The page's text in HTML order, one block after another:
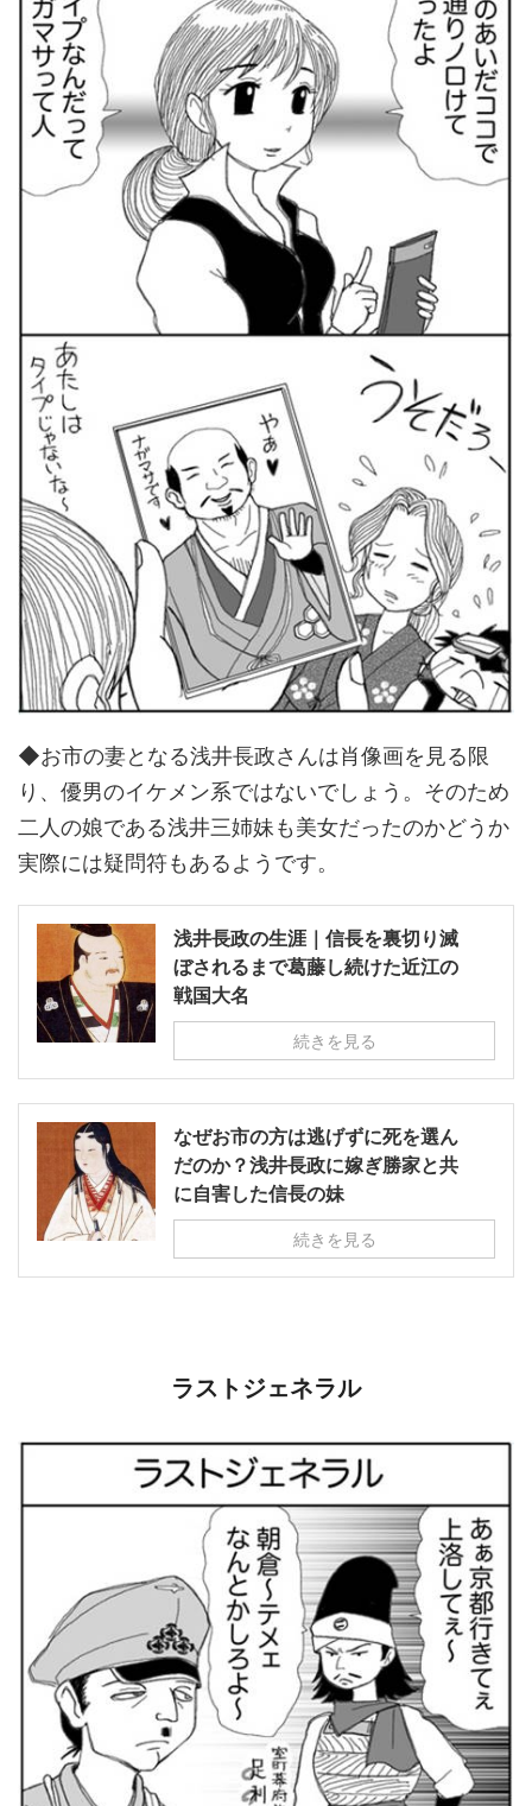
◆お市の妻となる浅井長政さんは肖像画を見る限
り、優男のイケメン系ではないでしょう。そのため
二人の娘である浅井三姉妹も美女だったのかどうか
実際には疑問符もあるようです。
浅井長政の生涯｜信長を裏切り滅
ぼされるまで葛藤し続けた近江の
戦国大名
続きを見る
なぜお市の方は逃げずに死を選ん
だのか？浅井長政に嫁ぎ勝家と共
に自害した信長の妹
続きを見る
ラストジェネラル